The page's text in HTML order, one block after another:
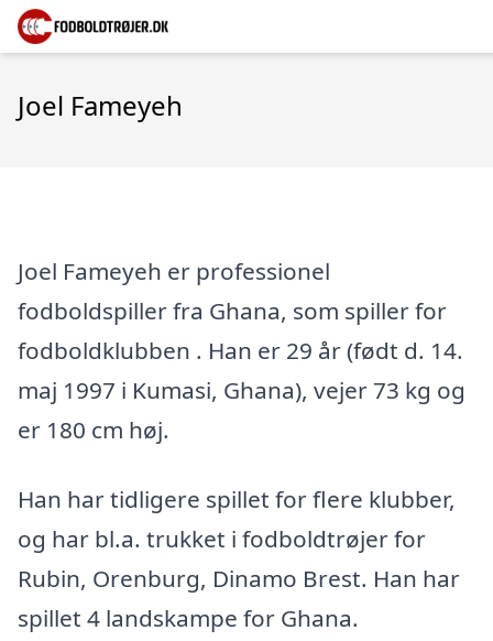
Joel Fameyeh
Joel Fameyeh er professionel
fodboldspiller fra Ghana, som spiller for
fodboldklubben . Han er 29 år (født d. 14.
maj 1997 i Kumasi, Ghana), vejer 73 kg og
er 180 cm høj.
Han har tidligere spillet for flere klubber,
og har bl.a. trukket i fodboldtrøjer for
Rubin, Orenburg, Dinamo Brest. Han har
spillet 4 landskampe for Ghana.